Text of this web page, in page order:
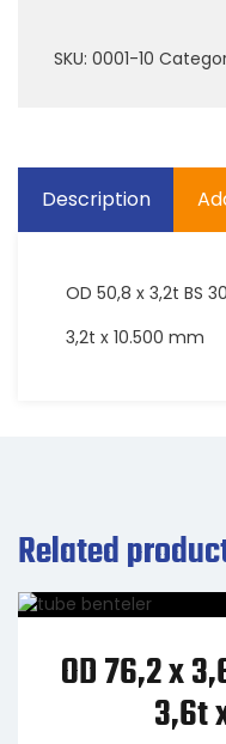
SKU: 0001-10
Description
OD 50,8 x 3,2t BS
3,2t x 10.500 mm
Related
OD 76,2 x
3,6t